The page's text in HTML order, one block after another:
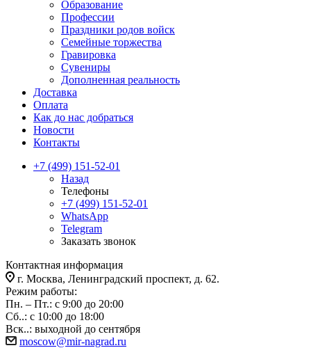
Образование
Профессии
Праздники родов войск
Семейные торжества
Гравировка
Сувениры
Дополненная реальность
Доставка
Оплата
Как до нас добраться
Новости
Контакты
+7 (499) 151-52-01
Назад
Телефоны
+7 (499) 151-52-01
WhatsApp
Telegram
Заказать звонок
Контактная информация
г. Москва, Ленинградский проспект, д. 62.
Режим работы:
Пн. – Пт.: с 9:00 до 20:00
Сб..: с 10:00 до 18:00
Вск..: выходной до сентября
moscow@mir-nagrad.ru